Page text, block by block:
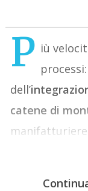
P iù
dell’
catene di
manifatturiere.